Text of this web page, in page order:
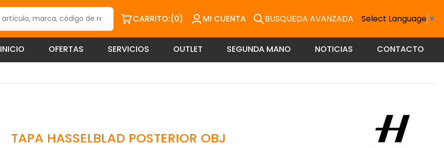
CARRITO:(0) MI CUENTA BUSQUEDA AVANZADA Select Language ▼
INICIO OFERTAS SERVICIOS OUTLET SEGUNDA MANO NOTICIAS CONTACTO
TAPA HASSELBLAD POSTERIOR OBJ